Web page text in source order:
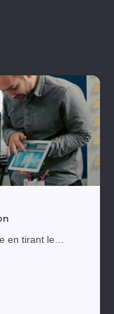
en tirant le